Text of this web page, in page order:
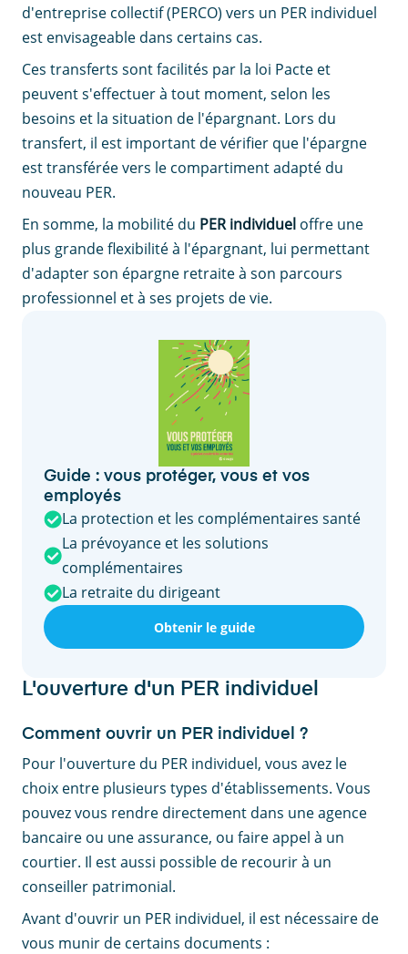
d'entreprise collectif (PERCO) vers un PER individuel
est envisageable dans certains cas.
Ces transferts sont facilités par la loi Pacte et
peuvent s'effectuer à tout moment, selon les
besoins et la situation de l'épargnant. Lors du
transfert, il est important de vérifier que l'épargne
est transférée vers le compartiment adapté du
nouveau PER.
En somme, la mobilité du PER individuel offre une
plus grande flexibilité à l'épargnant, lui permettant
d'adapter son épargne retraite à son parcours
professionnel et à ses projets de vie.
Guide : vous protéger, vous et vos
employés
La protection et les complémentaires santé
La prévoyance et les solutions
complémentaires
La retraite du dirigeant
Obtenir le guide
L'ouverture d'un PER individuel
Comment ouvrir un PER individuel ?
Pour l'ouverture du PER individuel, vous avez le
choix entre plusieurs types d'établissements. Vous
pouvez vous rendre directement dans une agence
bancaire ou une assurance, ou faire appel à un
courtier. Il est aussi possible de recourir à un
conseiller patrimonial.
Avant d'ouvrir un PER individuel, il est nécessaire de
vous munir de certains documents :